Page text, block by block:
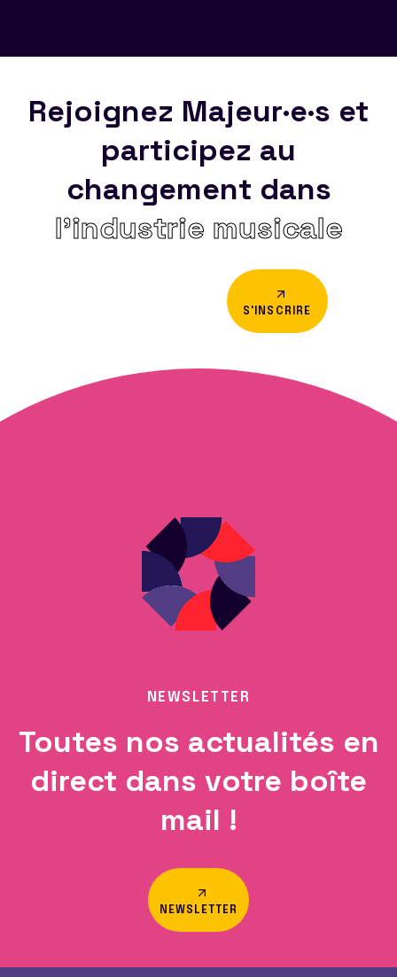
Rejoignez Majeur·e·s et
participez au
changement dans
l’industrie musicale
S'INSCRIRE
NEWSLETTER
Toutes nos actualités en
direct dans votre boîte
mail !
NEWSLETTER